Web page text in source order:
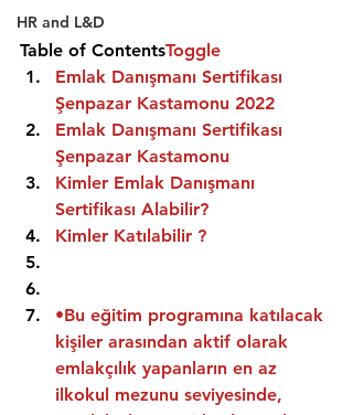
HR and L&D
Table of ContentsToggle
Emlak Danışmanı Sertifikası
Şenpazar Kastamonu 2022
Emlak Danışmanı Sertifikası
Şenpazar Kastamonu
Kimler Emlak Danışmanı
Sertifikası Alabilir?
Kimler Katılabilir ?
•Bu eğitim programına katılacak
kişiler arasından aktif olarak
emlakçılık yapanların en az
ilkokul mezunu seviyesinde,